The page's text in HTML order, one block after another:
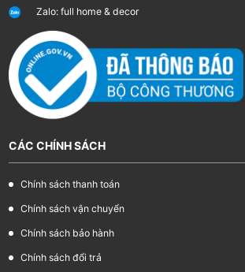
Zalo: full home & decor
CÁC CHÍNH SÁCH
Chính sách thanh toán
Chính sách vận chuyển
Chính sách bảo hành
Chính sách đổi trả